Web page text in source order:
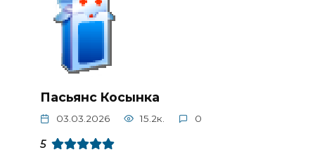
Пасьянс Косынка
03.03.2026 15.2к. 0
5